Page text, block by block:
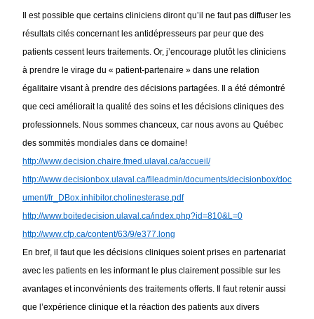
Il est possible que certains cliniciens diront qu’il ne faut pas diffuser les
résultats cités concernant les antidépresseurs par peur que des
patients cessent leurs traitements. Or, j’encourage plutôt les cliniciens
à prendre le virage du « patient-partenaire » dans une relation
égalitaire visant à prendre des décisions partagées. Il a été démontré
que ceci améliorait la qualité des soins et les décisions cliniques des
professionnels. Nous sommes chanceux, car nous avons au Québec
des sommités mondiales dans ce domaine!
http://www.decision.chaire.fmed.ulaval.ca/accueil/
http://www.decisionbox.ulaval.ca/fileadmin/documents/decisionbox/doc
ument/fr_DBox.inhibitor.cholinesterase.pdf
http://www.boitedecision.ulaval.ca/index.php?id=810&L=0
http://www.cfp.ca/content/63/9/e377.long
En bref, il faut que les décisions cliniques soient prises en partenariat
avec les patients en les informant le plus clairement possible sur les
avantages et inconvénients des traitements offerts. Il faut retenir aussi
que l’expérience clinique et la réaction des patients aux divers